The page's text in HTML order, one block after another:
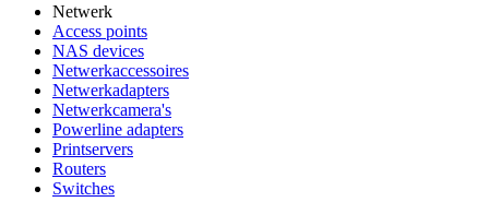
Netwerk
Access points
NAS devices
Netwerkaccessoires
Netwerkadapters
Netwerkcamera's
Powerline adapters
Printservers
Routers
Switches